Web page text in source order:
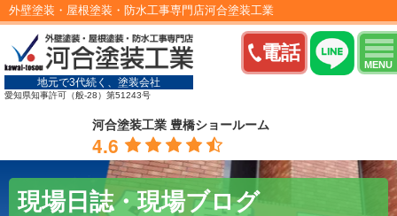
電話
MENU
外壁塗装・屋根塗装・防水工事専門店河合塗装工業
地元で3代続く、塗装会社
愛知県知事許可（般-28）第51243号
河合塗装工業 豊橋ショールーム
4.6
現場日誌・現場ブログ